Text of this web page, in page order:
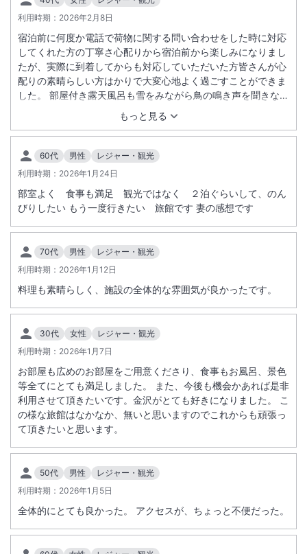
利用時期： 2026年2月8日
もっと見る
宿泊前に何度か電話で荷物に関する問い合わせをした時に対応
してくれた方の丁寧さ心配りから宿泊前から楽しみになりまし
たが、実際に到着してからも対応していただいた方皆さんが心
配りの素晴らしい方はかりで大変心地よく過ごすことができま
した。 部屋付き露天風呂も雪をみながら鳥の鳴き声を聞きなが
ら気持ちよくはいらせてもらいました。 また食後、チェックア
ウト別々に卒業おめでとうございます。とプレゼントをいただ
き親子でとても嬉しかったです。
60代 男性
レジャー・観光
利用時期： 2026年1月24日
部室よく 食事も満足 観光ではなく ２泊ぐらいして、のん
びりしたい もう一度行きたい 旅館です 妻の感想です
70代 男性
レジャー・観光
利用時期： 2026年1月12日
料理も素晴らしく、施設の全体的な雰囲気が良かったです。
30代 女性
レジャー・観光
利用時期： 2026年1月7日
お部屋も広めのお部屋をご用意くださり、食事もお風呂、景色
等全てにとても満足しました。 また、今後も機会かあれば是非
利用させて頂きたいです。金沢がとても好きになりました。 こ
の様な旅館はなかなか、無いと思いますのでこれからも頑張っ
て頂きたいと思います。
50代 男性
レジャー・観光
利用時期： 2026年1月5日
全体的にとても良かった。 アクセスが、ちょっと不便だった。